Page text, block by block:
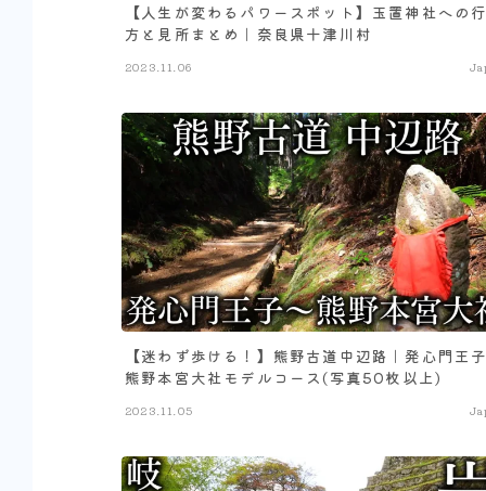
【人生が変わるパワースポット】玉置神社への
方と見所まとめ｜奈良県十津川村
2023.11.06
【迷わず歩ける！】熊野古道中辺路｜発心門王
熊野本宮大社モデルコース(写真50枚以上)
2023.11.05